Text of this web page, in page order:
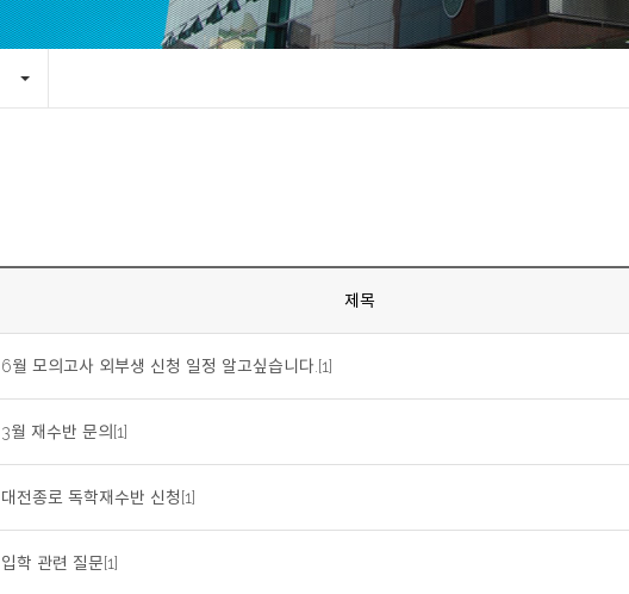
제목
6월 모의고사 외부생 신청 일정 알고싶습니다.[1]
3월 재수반 문의[1]
대전종로 독학재수반 신청[1]
입학 관련 질문[1]